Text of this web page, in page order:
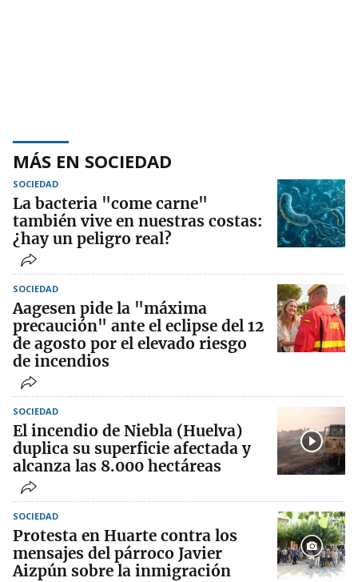
MÁS EN SOCIEDAD
SOCIEDAD
La bacteria "come carne"
también vive en nuestras costas:
¿hay un peligro real?
SOCIEDAD
Aagesen pide la "máxima
precaución" ante el eclipse del 12
de agosto por el elevado riesgo
de incendios
SOCIEDAD
El incendio de Niebla (Huelva)
duplica su superficie afectada y
alcanza las 8.000 hectáreas
SOCIEDAD
Protesta en Huarte contra los
mensajes del párroco Javier
Aizpún sobre la inmigración